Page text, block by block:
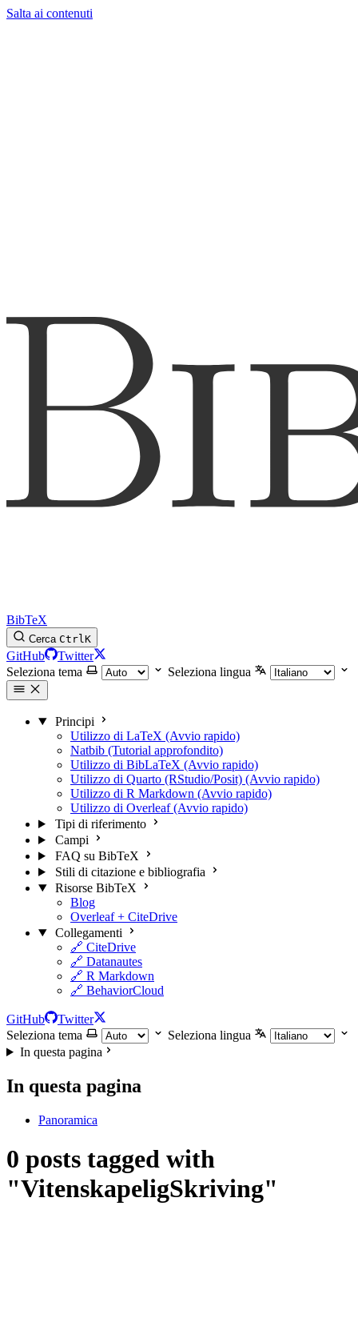
Salta ai contenuti
BibTeX
Cerca CtrlK
GitHub
Twitter
Seleziona tema
Seleziona lingua
Principi
Utilizzo di LaTeX (Avvio rapido)
Natbib (Tutorial approfondito)
Utilizzo di BibLaTeX (Avvio rapido)
Utilizzo di Quarto (RStudio/Posit) (Avvio rapido)
Utilizzo di R Markdown (Avvio rapido)
Utilizzo di Overleaf (Avvio rapido)
Tipi di riferimento
Campi
FAQ su BibTeX
Stili di citazione e bibliografia
Risorse BibTeX
Blog
Overleaf + CiteDrive
Collegamenti
🔗 CiteDrive
🔗 Datanautes
🔗 R Markdown
🔗 BehaviorCloud
GitHub
Twitter
Seleziona tema
Seleziona lingua
In questa pagina
In questa pagina
Panoramica
0 posts tagged with
"VitenskapeligSkriving"